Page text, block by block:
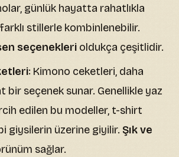
günlük hayatta rahatlıkla
stillerle kombinlenebilir.
seçenekleri oldukça çeşitlidir.
: Kimono ceketleri, daha
bir seçenek sunar. Genellikle yaz
edilen bu modeller, t-shirt
giysilerin üzerine giyilir. Şık ve
sağlar.